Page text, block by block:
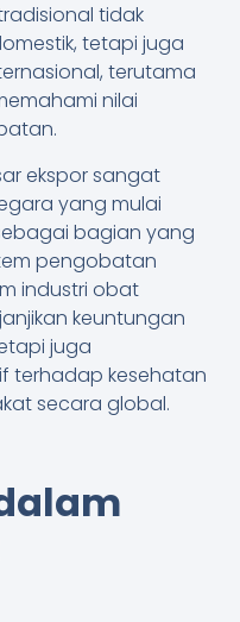
tidak
tetapi juga
terutama
nilai
ekspor sangat
yang mulai
bagian yang
pengobatan
industri obat
keuntungan
juga
terhadap kesehatan
secara global.